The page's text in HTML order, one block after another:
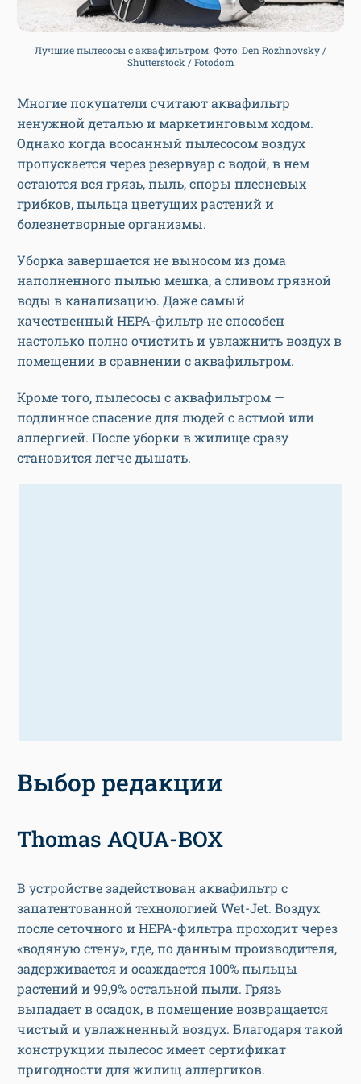
Лучшие пылесосы с аквафильтром. Фото: Den Rozhnovsky /
Shutterstock / Fotodom
Многие покупатели считают аквафильтр
ненужной деталью и маркетинговым ходом.
Однако когда всосанный пылесосом воздух
пропускается через резервуар с водой, в нем
остаются вся грязь, пыль, споры плесневых
грибков, пыльца цветущих растений и
болезнетворные организмы.
Уборка завершается не выносом из дома
наполненного пылью мешка, а сливом грязной
воды в канализацию. Даже самый
качественный HEPA-фильтр не способен
настолько полно очистить и увлажнить воздух в
помещении в сравнении с аквафильтром.
Кроме того, пылесосы с аквафильтром —
подлинное спасение для людей с астмой или
аллергией. После уборки в жилище сразу
становится легче дышать.
Выбор редакции
Thomas AQUA-BOX
В устройстве задействован аквафильтр с
запатентованной технологией Wet-Jet. Воздух
после сеточного и HEPA-фильтра проходит через
«водяную стену», где, по данным производителя,
задерживается и осаждается 100% пыльцы
растений и 99,9% остальной пыли. Грязь
выпадает в осадок, в помещение возвращается
чистый и увлажненный воздух. Благодаря такой
конструкции пылесос имеет сертификат
пригодности для жилищ аллергиков.